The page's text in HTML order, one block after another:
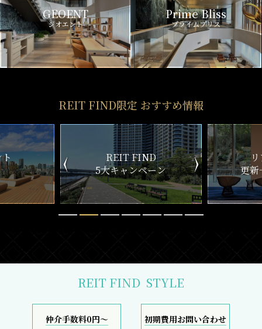
GEOENT
ジオエント
Prime Bliss
プライムブリス
REIT FIND限定 おすすめ情報
ン
リアルタイム
更新一覧チェック
新
REIT FIND STYLE
仲介手数料0円～ 初期費用お問い合わせ